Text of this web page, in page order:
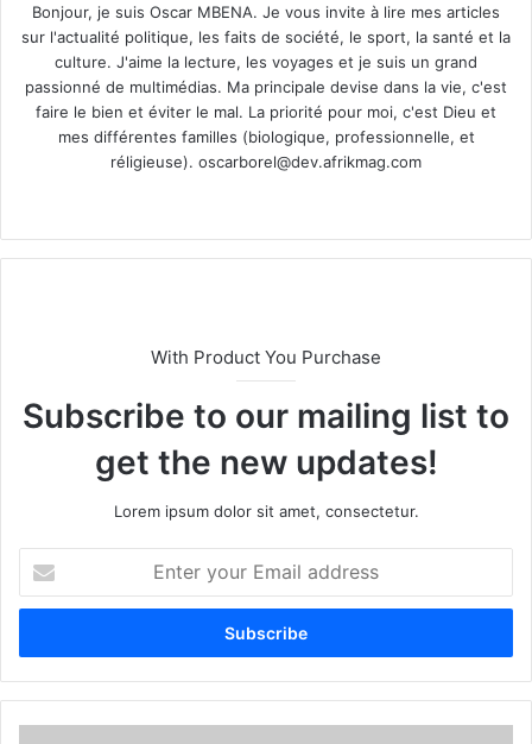
Bonjour, je suis Oscar MBENA. Je vous invite à lire mes articles
sur l'actualité politique, les faits de société, le sport, la santé et la
culture. J'aime la lecture, les voyages et je suis un grand
passionné de multimédias. Ma principale devise dans la vie, c'est
faire le bien et éviter le mal. La priorité pour moi, c'est Dieu et
mes différentes familles (biologique, professionnelle, et
réligieuse). oscarborel@dev.afrikmag.com
te
With Product You Purchase
Subscribe to our mailing list to
get the new updates!
Lorem ipsum dolor sit amet, consectetur.
t
r
y